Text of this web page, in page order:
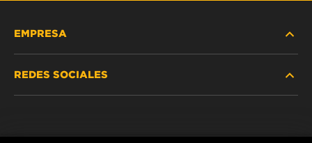
EMPRESA
REDES SOCIALES